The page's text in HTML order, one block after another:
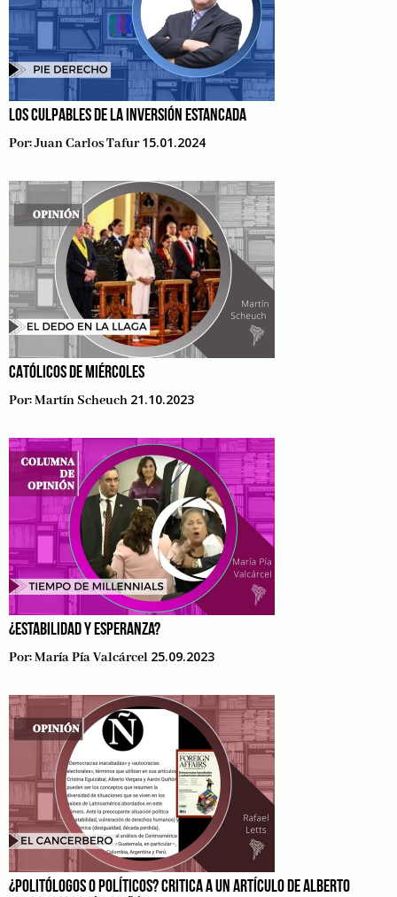
LOS CULPABLES DE LA INVERSIÓN ESTANCADA
Por:Juan Carlos Tafur 15.01.2024
CATÓLICOS DE MIÉRCOLES
Por:Martín Scheuch 21.10.2023
¿ESTABILIDAD Y ESPERANZA?
Por:María Pía Valcárcel 25.09.2023
¿POLITÓLOGOS O POLÍTICOS? CRITICA A UN ARTÍCULO DE ALBERTO